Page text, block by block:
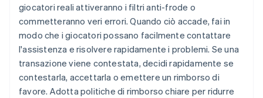
giocatori reali attiveranno i filtri anti-frode o
commetteranno veri errori. Quando ciò accade, fai in
modo che i giocatori possano facilmente contattare
l'assistenza e risolvere rapidamente i problemi. Se una
transazione viene contestata, decidi rapidamente se
contestarla, accettarla o emettere un rimborso di
favore. Adotta politiche di rimborso chiare per ridurre